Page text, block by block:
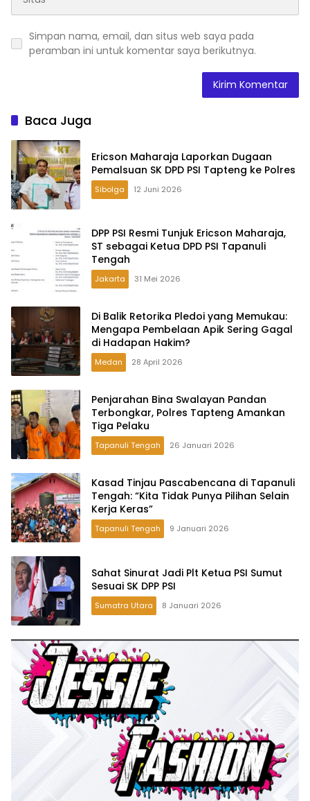
Simpan nama, email, dan situs web saya pada
peramban ini untuk komentar saya berikutnya.
Baca Juga
Ericson Maharaja Laporkan Dugaan
Pemalsuan SK DPD PSI Tapteng ke Polres
Sibolga 12 Juni 2026
DPP PSI Resmi Tunjuk Ericson Maharaja,
ST sebagai Ketua DPD PSI Tapanuli
Tengah
Jakarta 31 Mei 2026
Di Balik Retorika Pledoi yang Memukau:
Mengapa Pembelaan Apik Sering Gagal
di Hadapan Hakim?
Medan 28 April 2026
Penjarahan Bina Swalayan Pandan
Terbongkar, Polres Tapteng Amankan
Tiga Pelaku
Tapanuli Tengah 26 Januari 2026
Kasad Tinjau Pascabencana di Tapanuli
Tengah: “Kita Tidak Punya Pilihan Selain
Kerja Keras”
Tapanuli Tengah 9 Januari 2026
Sahat Sinurat Jadi Plt Ketua PSI Sumut
Sesuai SK DPP PSI
Sumatra Utara 8 Januari 2026